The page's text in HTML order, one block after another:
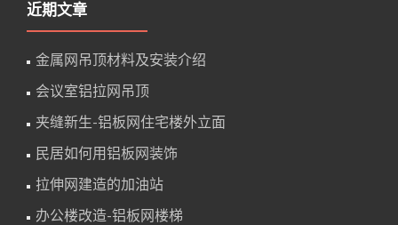
近期文章
金属网吊顶材料及安装介绍
会议室铝拉网吊顶
夹缝新生-铝板网住宅楼外立面
民居如何用铝板网装饰
拉伸网建造的加油站
办公楼改造-铝板网楼梯